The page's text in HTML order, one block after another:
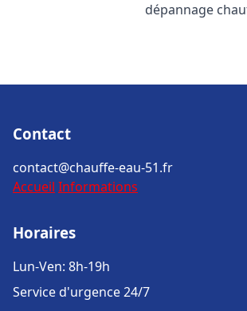
dépannage
Contact
contact@chauffe-eau-51.fr
Accueil Informations
Horaires
Lun-Ven: 8h-19h
Service d'urgence 24/7